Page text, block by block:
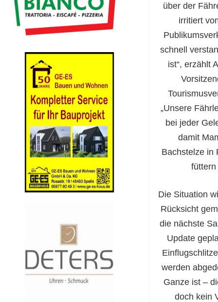
über der
irritiert
schnell
ist“, erzählt
„Unsere
bei jeder
damit
Bachstelze in
füttern
Die Situation
Rücksicht
die nächste
Update
werden
Ganze ist –
doch kein